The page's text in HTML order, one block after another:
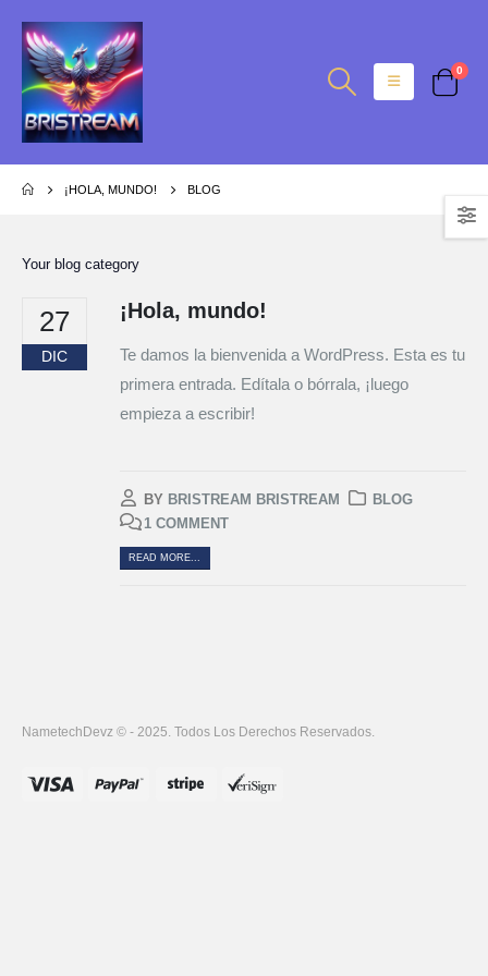
0
¡HOLA, MUNDO! BLOG
Your blog category
27
DIC
¡Hola, mundo!
Te damos la bienvenida a WordPress. Esta es tu
primera entrada. Edítala o bórrala, ¡luego
empieza a escribir!
BY BRISTREAM BRISTREAM
BLOG
1 COMMENT
READ MORE...
NametechDevz © - 2025. Todos Los Derechos Reservados.